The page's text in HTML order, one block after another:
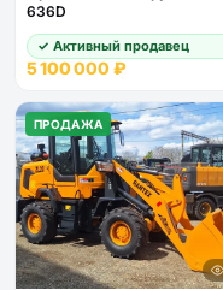
636D
✓ Активный продавец
5 100 000 ₽
ПРОДАЖА